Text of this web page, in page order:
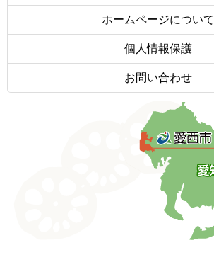
ホームページについて
個人情報保護
お問い合わせ